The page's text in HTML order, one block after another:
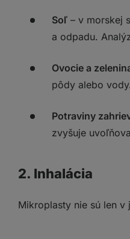
Soľ – v morskej
a odpadu.
Ovocie a
pôdy alebo vody.
Potraviny
zvyšuje
2. Inhalácia
Mikroplasty nie sú len